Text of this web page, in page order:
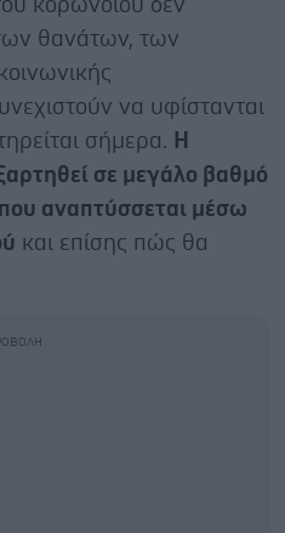
κορωνοϊού δεν
θανάτων, των
να υφίστανται
σήμερα. Η
σε μεγάλο βαθμό
αναπτύσσεται μέσω
και επίσης πώς θα